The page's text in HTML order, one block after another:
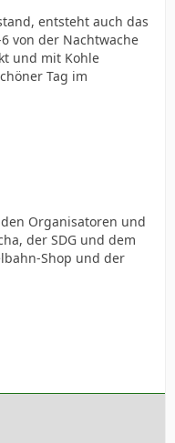
entsteht auch das
von der Nachtwache
und mit Kohle
Tag im
Organisatoren und
der SDG und dem
Shop und der